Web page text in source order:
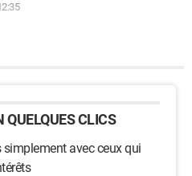
QUELQUES CLICS
simplement avec ceux qui